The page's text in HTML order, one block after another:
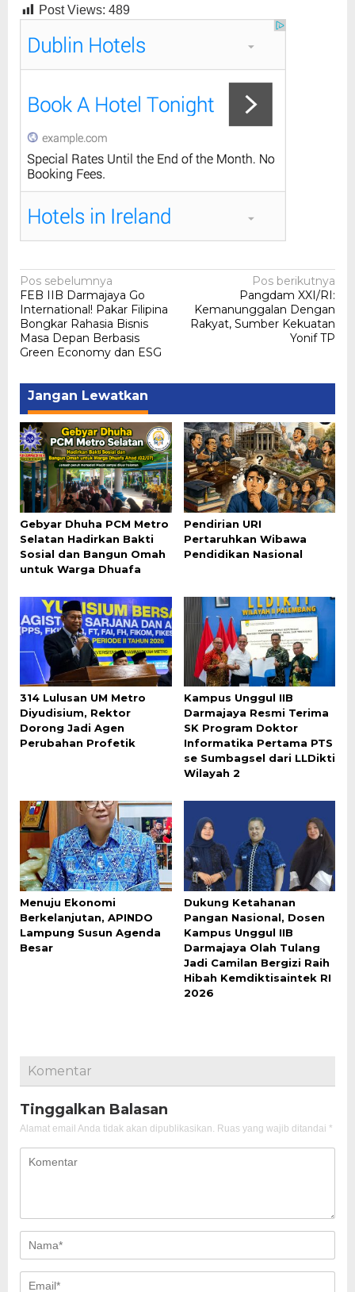
Post Views: 489
Navigasi
pos
Pos sebelumnya
FEB IIB Darmajaya Go
International! Pakar Filipina
Bongkar Rahasia Bisnis
Masa Depan Berbasis
Green Economy dan ESG
Pos berikutnya
Pangdam XXI/RI:
Kemanunggalan Dengan
Rakyat, Sumber Kekuatan
Yonif TP
Jangan Lewatkan
Gebyar Dhuha PCM Metro
Selatan Hadirkan Bakti
Sosial dan Bangun Omah
untuk Warga Dhuafa
Pendirian URI
Pertaruhkan Wibawa
Pendidikan Nasional
314 Lulusan UM Metro
Diyudisium, Rektor
Dorong Jadi Agen
Perubahan Profetik
Kampus Unggul IIB
Darmajaya Resmi Terima
SK Program Doktor
Informatika Pertama PTS
se Sumbagsel dari LLDikti
Wilayah 2
Menuju Ekonomi
Berkelanjutan, APINDO
Lampung Susun Agenda
Besar
Dukung Ketahanan
Pangan Nasional, Dosen
Kampus Unggul IIB
Darmajaya Olah Tulang
Jadi Camilan Bergizi Raih
Hibah Kemdiktisaintek RI
2026
Komentar
Tinggalkan Balasan
Alamat email Anda tidak akan dipublikasikan. Ruas yang wajib ditandai *